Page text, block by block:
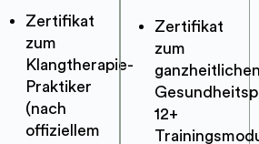
Zertifikat
zum
Klangtherapie-
Praktiker
(nach
offiziellem
Zertifikat
zum
12+